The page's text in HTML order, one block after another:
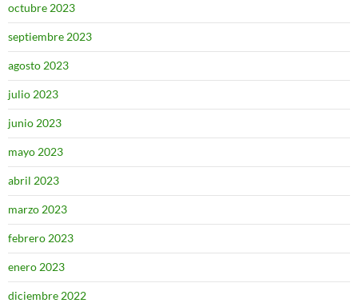
octubre 2023
septiembre 2023
agosto 2023
julio 2023
junio 2023
mayo 2023
abril 2023
marzo 2023
febrero 2023
enero 2023
diciembre 2022